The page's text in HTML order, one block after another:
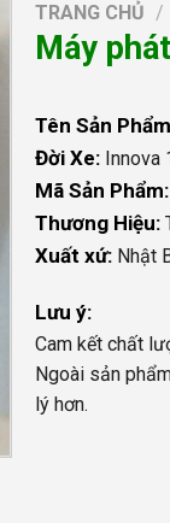
TRANG CHỦ /
Máy
Tên Sản
Đời Xe: Innova
Mã Sản
Thương Hiệu:
Xuất xứ: Nhật
Lưu ý:
Cam kết chất
Ngoài sản
lý hơn.